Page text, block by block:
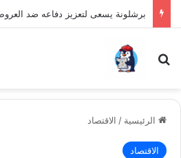
بحث عن
الرئيسية / الاقتصاد
الاقتصاد